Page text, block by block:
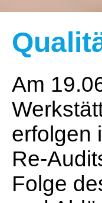
Am
erfolgen
Re-
Folge